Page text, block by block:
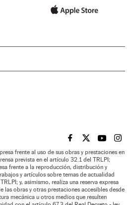
EL PAÍS BRASIL EN
EL PAÍSEL PAÍS
EL
frente al uso de sus obras y prestaciones en
prevista en el artículo 32.1 del TRLPI;
frente a la reproducción, distribución y
y artículos sobre temas de actualidad
y, asimismo, realiza una reserva expresa
las obras y otras prestaciones accesibles desde
mecánica u otros medios que resulten